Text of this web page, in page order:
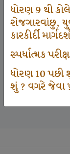
ધોરણ 9 થી
રોજગારવાંછુ,
કારકીર્દી
સ્પર્ધાત્મક
ધોરણ 10 પછી
શું ? વગરે જેવા